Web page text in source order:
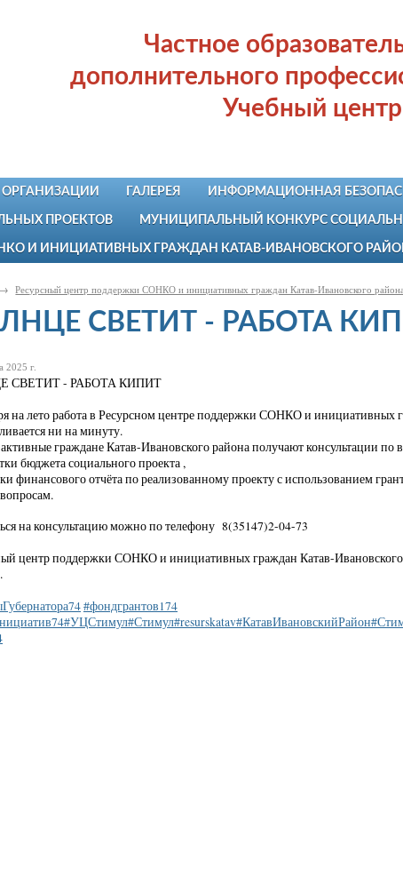
Частное
дополнительного
Учебный
ОРГАНИЗАЦИИ ГАЛЕРЕЯ ИНФОРМАЦИОННАЯ
ПРОЕКТОВ МУНИЦИПАЛЬНЫЙ КОНКУРС
И ИНИЦИАТИВНЫХ ГРАЖДАН КАТАВ-ИВАНОВСКОГО
→ Ресурсный центр поддержки СОНКО и инициативных граждан Катав-Ивановского района
СВЕТИТ - РАБОТА
2025 г.
СВЕТИТ - РАБОТА КИПИТ
на лето работа в Ресурсном центре поддержки СОНКО и инициативных
ни на минуту.
граждане Катав-Ивановского района получают консультации по
бюджета социального проекта ,
финансового отчёта по реализованному проекту с использованием
на консультацию можно по телефону 8(35147)2-04-73
центр поддержки СОНКО и инициативных граждан Катав-Ивановского
#фондгрантов174
#УЦСтимул#Стимул#resurskatav#КатавИвановскийРайон